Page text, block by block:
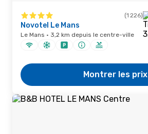
(1 226)
Novotel Le Mans
Le Mans · 3,2 km depuis le centre-ville
Montrer les prix